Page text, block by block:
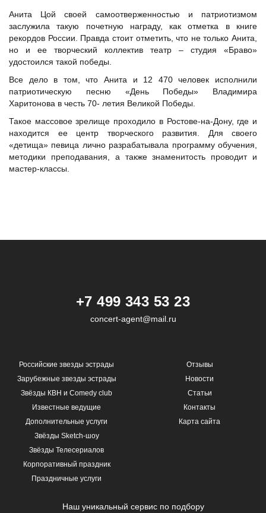
Анита Цой своей самоотверженностью и патриотизмом
заслужила такую почетную награду, как отметка в книге
рекордов России. Правда стоит отметить, что не только Анита,
но и ее творческий коллектив театр – студия «Браво»
удостоился такой победы.
Все дело в том, что Анита и 12 470 человек исполнили
патриотическую песню «День Победы» Владимира
Харитонова в честь 70- летия Великой Победы.
Такое массовое зрелище проходило в Ростове-на-Дону, где и
находится ее центр творческого развития. Для своего
«детища» певица лично разрабатывала программу обучения,
методики преподавания, а также знаменитость проводит и
мастер-классы.
+7 499 343 53 23
concert-agent@mail.ru
Российские звезды эстрады
Зарубежные звезды эстрады
Звёзды КВН и Comedy club
Известные ведущие
Дополнительные услуги
Звёзды Sketch-шоу
Звёзды Телесериалов
Корпоративный праздник
Праздничные услуги
Отзывы
Новости
Статьи
Контакты
Карта сайта
Наш уникальный сервис по подбору